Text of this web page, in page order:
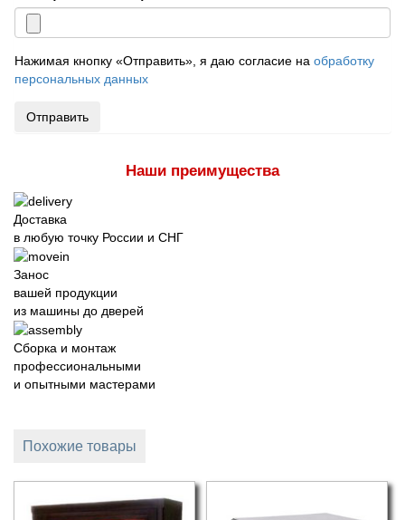
Нажимая кнопку «Отправить», я даю согласие на обработку
персональных данных
Отправить
Наши преимущества
Доставка
в любую точку России и СНГ
Занос
вашей продукции
из машины до дверей
Сборка и монтаж
профессиональными
и опытными мастерами
Похожие товары